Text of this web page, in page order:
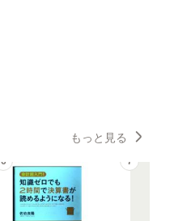
もっと見る
6 7